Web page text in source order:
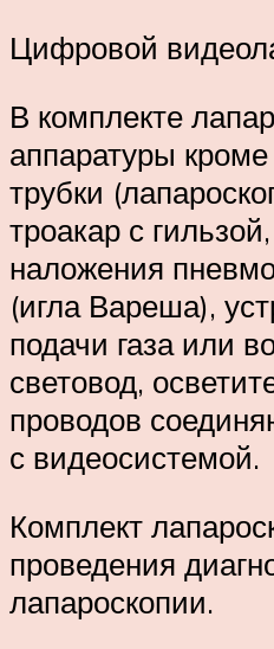
Цифровой
В комплекте
аппаратуры
трубки
троакар с
наложения
(игла Вареша),
подачи газа или
световод,
проводов
с видеосистемой.
Комплект
проведения
лапароскопии.